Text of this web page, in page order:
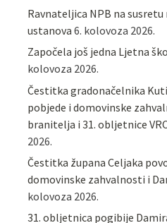
Ravnateljica NPB na
ustanova 6. kolovoza 2026.
Započela još jedna Ljetna
kolovoza 2026.
Čestitka gradonačelnika
pobjede i domovinske
branitelja i 31. obljetnice
2026.
Čestitka župana Celjaka
domovinske zahvalnosti i
kolovoza 2026.
31. obljetnica pogibije